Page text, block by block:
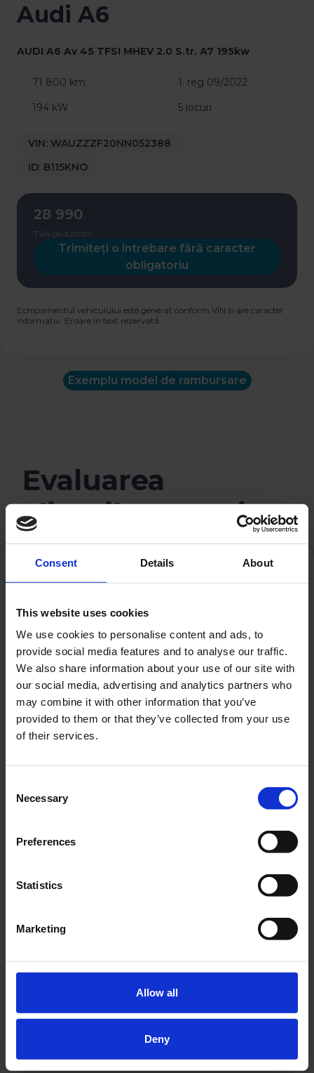
Consent Details About
This website uses cookies
We use cookies to personalise content and ads, to
provide social media features and to analyse our traffic.
We also share information about your use of our site with
our social media, advertising and analytics partners who
may combine it with other information that you’ve
provided to them or that they’ve collected from your use
of their services.
Selection
Necessary
Preferences
Statistics
Marketing
Allow all
Deny
Audi A6
AUDI A6 Av 45 TFSI MHEV 2.0 S.tr. A7 195kw
71 800 km
1. reg 09/2022
194 kW
5 locuri
VIN: WAUZZZF20NN052388
ID: B115KNO
28 990
TVA deductibil
Trimiteți o întrebare fără caracter
obligatoriu
Echipamentul vehiculului este generat conform VIN și are caracter
informativ. Eroare în text rezervată.
Exemplu model de rambursare
Evaluarea
clienților noștri
Exemplu model de
rambursare
Durata de rambursare
0 luni
Valoarea plății în avans
0%
Dobanda
28990
0.00
TVA inclus
0.00